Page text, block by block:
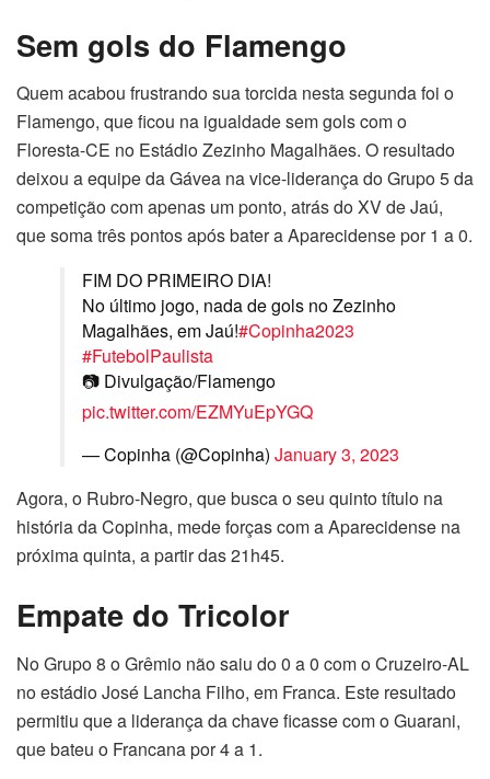
Sem gols do Flamengo
Quem acabou frustrando sua torcida nesta segunda foi o
Flamengo, que ficou na igualdade sem gols com o
Floresta-CE no Estádio Zezinho Magalhães. O resultado
deixou a equipe da Gávea na vice-liderança do Grupo 5 da
competição com apenas um ponto, atrás do XV de Jaú,
que soma três pontos após bater a Aparecidense por 1 a 0.
FIM DO PRIMEIRO DIA!
No último jogo, nada de gols no Zezinho
Magalhães, em Jaú!#Copinha2023
#FutebolPaulista
📷 Divulgação/Flamengo
pic.twitter.com/EZMYuEpYGQ
— Copinha (@Copinha) January 3, 2023
Agora, o Rubro-Negro, que busca o seu quinto título na
história da Copinha, mede forças com a Aparecidense na
próxima quinta, a partir das 21h45.
Empate do Tricolor
No Grupo 8 o Grêmio não saiu do 0 a 0 com o Cruzeiro-AL
no estádio José Lancha Filho, em Franca. Este resultado
permitiu que a liderança da chave ficasse com o Guarani,
que bateu o Francana por 4 a 1.